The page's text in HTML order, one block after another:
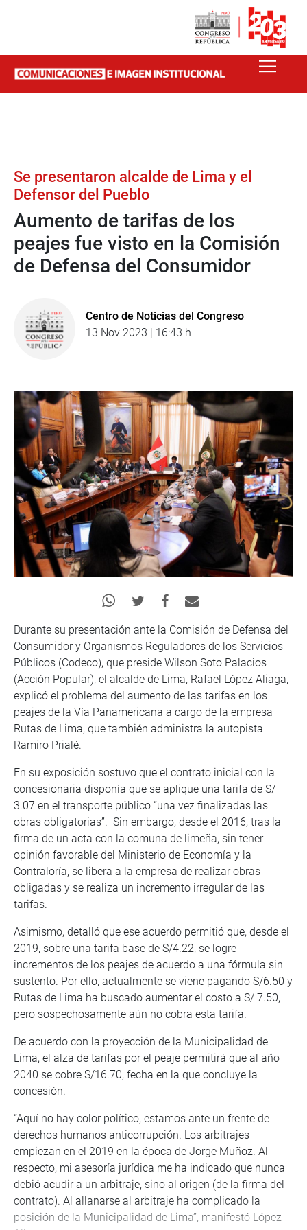
Se presentaron alcalde de Lima y el
Defensor del Pueblo
Aumento de tarifas de los
peajes fue visto en la Comisión
de Defensa del Consumidor
Centro de Noticias del Congreso
13 Nov 2023 | 16:43 h
Durante su presentación ante la Comisión de Defensa del
Consumidor y Organismos Reguladores de los Servicios
Públicos (Codeco), que preside Wilson Soto Palacios
(Acción Popular), el alcalde de Lima, Rafael López Aliaga,
explicó el problema del aumento de las tarifas en los
peajes de la Vía Panamericana a cargo de la empresa
Rutas de Lima, que también administra la autopista
Ramiro Prialé.
En su exposición sostuvo que el contrato inicial con la
concesionaria disponía que se aplique una tarifa de S/
3.07 en el transporte público “una vez finalizadas las
obras obligatorias”. Sin embargo, desde el 2016, tras la
firma de un acta con la comuna de limeña, sin tener
opinión favorable del Ministerio de Economía y la
Contraloría, se libera a la empresa de realizar obras
obligadas y se realiza un incremento irregular de las
tarifas.
Asimismo, detalló que ese acuerdo permitió que, desde el
2019, sobre una tarifa base de S/4.22, se logre
incrementos de los peajes de acuerdo a una fórmula sin
sustento. Por ello, actualmente se viene pagando S/6.50 y
Rutas de Lima ha buscado aumentar el costo a S/ 7.50,
pero sospechosamente aún no cobra esta tarifa.
De acuerdo con la proyección de la Municipalidad de
Lima, el alza de tarifas por el peaje permitirá que al año
2040 se cobre S/16.70, fecha en la que concluye la
concesión.
“Aquí no hay color político, estamos ante un frente de
derechos humanos anticorrupción. Los arbitrajes
empiezan en el 2019 en la época de Jorge Muñoz. Al
respecto, mi asesoría jurídica me ha indicado que nunca
debió acudir a un arbitraje, sino al origen (de la firma del
contrato). Al allanarse al arbitraje ha complicado la
posición de la Municipalidad de Lima”, manifestó López